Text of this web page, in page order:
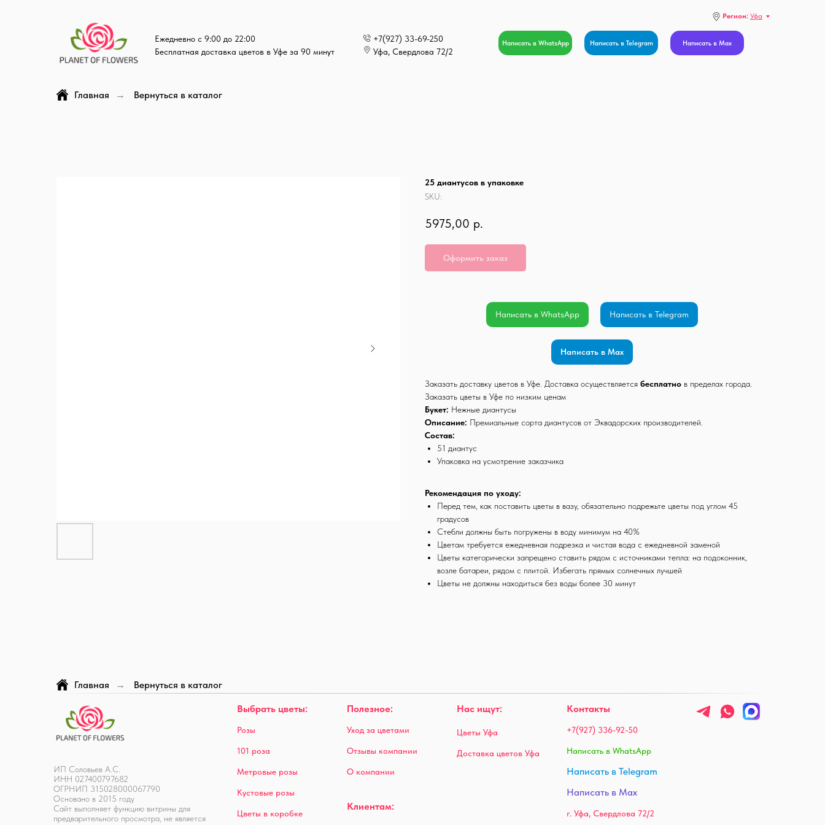
Написать в WhatsApp Написать в Telegram Написать в Max
+7(927) 33-69-250
Уфа, Свердлова 72/2
Ежедневно с 9:00 до 22:00
Бесплатная доставка цветов в Уфе за 90 минут
Регион: Уфа
Главная → Вернуться в каталог
25 диантусов в упаковке
SKU:
5975,00 р.
Оформить заказ
Написать в WhatsApp Написать в Telegram
Написать в Max
Заказать доставку цветов в Уфе. Доставка осуществляется бесплатно в пределах города.
Заказать цветы в Уфе по низким ценам
Букет: Нежные диантусы
Описание: Премиальные сорта диантусов от Эквадорских производителей.
Состав:
51 диантус
Упаковка на усмотрение заказчика
Рекомендация по уходу:
Перед тем, как поставить цветы в вазу, обязательно подрежьте цветы под углом 45
градусов
Стебли должны быть погружены в воду минимум на 40%
Цветам требуется ежедневная подрезка и чистая вода с ежедневной заменой
Цветы категорически запрещено ставить рядом с источниками тепла: на подоконник,
возле батареи, рядом с плитой. Избегать прямых солнечных лучшей
Цветы не должны находиться без воды более 30 минут
Главная → Вернуться в каталог
ИП Соловьев А.С.
ИНН 027400797682
ОГРНИП 315028000067790
Основано в 2015 году
Сайт выполняет функцию витрины для
предварительного просмотра, не является
Выбрать цветы:
Розы
101 роза
Метровые розы
Кустовые розы
Цветы в коробке
Полезное:
Уход за цветами
Отзывы компании
О компании
Клиентам:
Нас ищут:
Цветы Уфа
Доставка цветов Уфа
Контакты
+7(927) 336-92-50
Написать в WhatsApp
Написать в Telegram
Написать в Max
г. Уфа, Свердлова 72/2